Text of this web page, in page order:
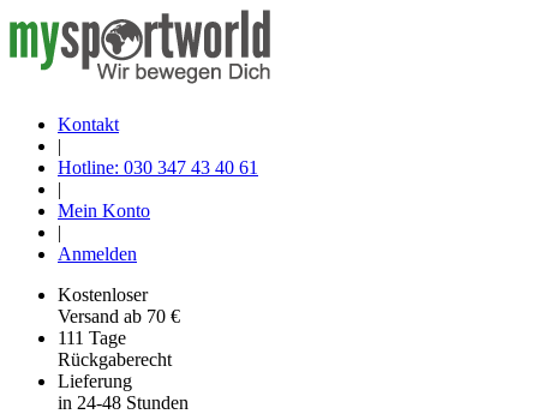
Kontakt
|
Hotline: 030 347 43 40 61
|
Mein Konto
|
Anmelden
Kostenloser
Versand ab 70 €
111 Tage
Rückgaberecht
Lieferung
in 24-48 Stunden